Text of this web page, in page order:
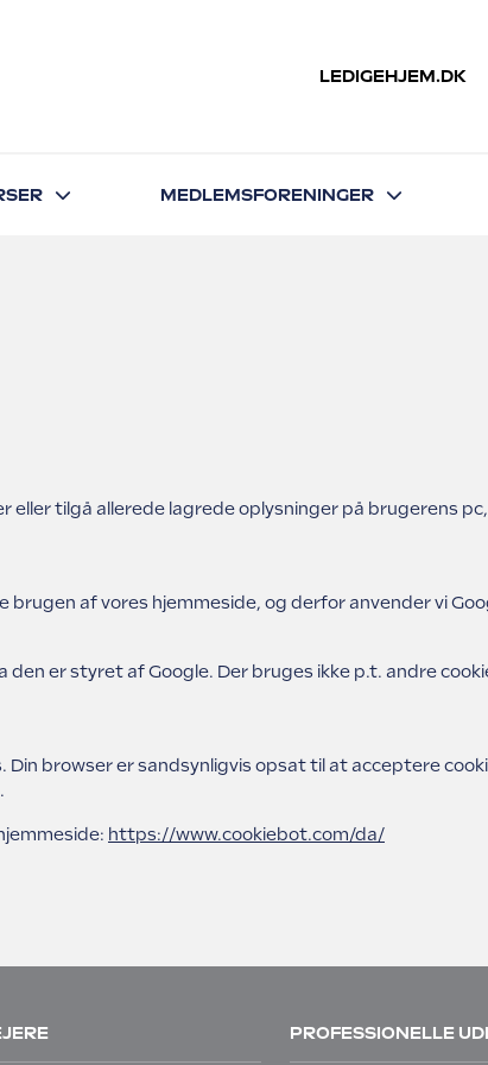
LEDIGEHJEM.DK
MEDLEMSFORENINGER
eller tilgå allerede lagrede oplysninger på brugerens
af vores hjemmeside, og derfor anvender vi
er styret af Google. Der bruges ikke p.t. andre
browser er sandsynligvis opsat til at acceptere
https://www.cookiebot.com/da/
PROFESSIONELLE